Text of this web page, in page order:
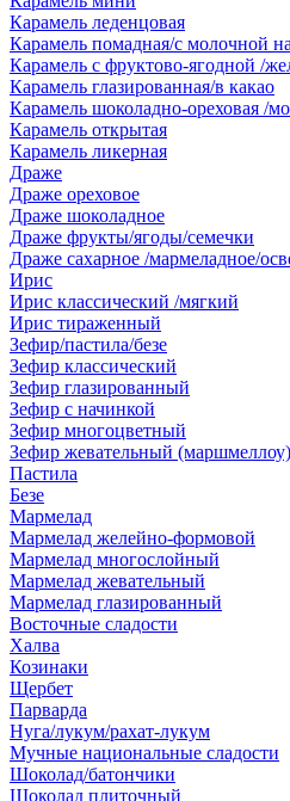
Карамель леденцовая
Карамель помадная/с молочной
Карамель с фруктово-ягодной /
Карамель глазированная/в какао
Карамель шоколадно-ореховая /
Карамель открытая
Карамель ликерная
Драже
Драже ореховое
Драже шоколадное
Драже фрукты/ягоды/семечки
Драже сахарное /мармеладное/
Ирис
Ирис классический /мягкий
Ирис тираженный
Зефир/пастила/безе
Зефир классический
Зефир глазированный
Зефир с начинкой
Зефир многоцветный
Зефир жевательный (маршмеллоу)
Пастила
Безе
Мармелад
Мармелад желейно-формовой
Мармелад многослойный
Мармелад жевательный
Мармелад глазированный
Восточные сладости
Халва
Козинаки
Щербет
Парварда
Нуга/лукум/рахат-лукум
Мучные национальные сладости
Шоколад/батончики
Шоколад плиточный